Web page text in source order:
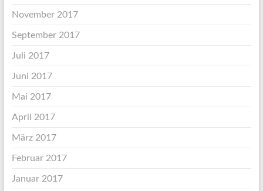
November 2017
September 2017
Juli 2017
Juni 2017
Mai 2017
April 2017
März 2017
Februar 2017
Januar 2017